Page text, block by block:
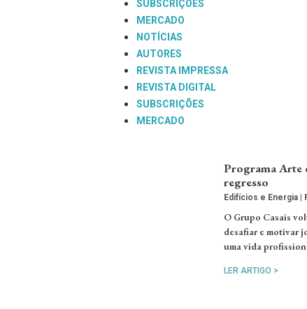
SUBSCRIÇÕES
MERCADO
NOTÍCIAS
AUTORES
REVISTA IMPRESSA
REVISTA DIGITAL
SUBSCRIÇÕES
MERCADO
Programa Arte
regresso
Edifícios e Energia
O Grupo Casais
desafiar e motivar
uma vida
LER ARTIGO >